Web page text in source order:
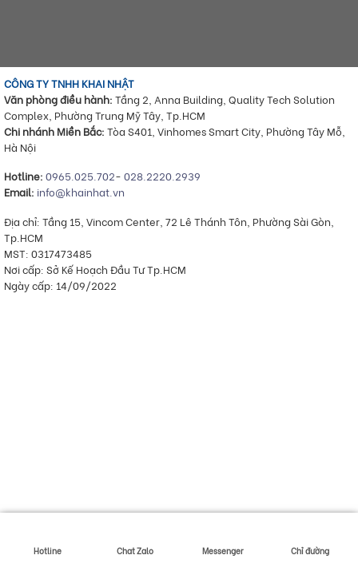
CÔNG TY TNHH KHAI NHẬT
Văn phòng điều hành: Tầng 2, Anna Building, Quality Tech Solution
Complex, Phường Trung Mỹ Tây, Tp.HCM
Chi nhánh Miền Bắc: Tòa S401, Vinhomes Smart City, Phường Tây Mỗ,
Hà Nội
Hotline: 0965.025.702- 028.2220.2939
Email: info@khainhat.vn
Địa chỉ: Tầng 15, Vincom Center, 72 Lê Thánh Tôn, Phường Sài Gòn,
Tp.HCM
MST: 0317473485
Nơi cấp: Sở Kế Hoạch Đầu Tư Tp.HCM
Ngày cấp: 14/09/2022
Hotline Chat Zalo Messenger Chỉ đường